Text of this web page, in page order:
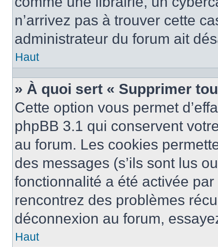
n’arrivez pas à trouver cette
administrateur du forum ait
Haut
» À quoi sert « Supprimer
Cette option vous permet
phpBB 3.1 qui conservent
au forum. Les cookies
des messages (s’ils sont lus
fonctionnalité a été activée
rencontrez des problèmes
déconnexion au forum,
Haut